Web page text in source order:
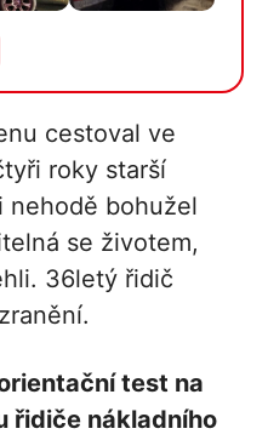
cestoval ve
roky starší
nehodě bohužel
se životem,
36letý řidič
test na
řidiče nákladního